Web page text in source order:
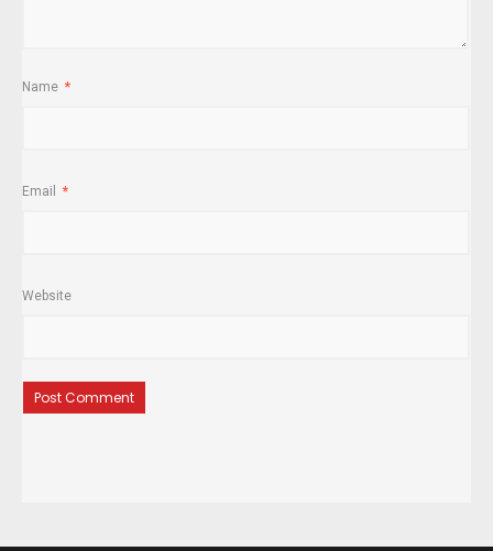
Name *
Email *
Website